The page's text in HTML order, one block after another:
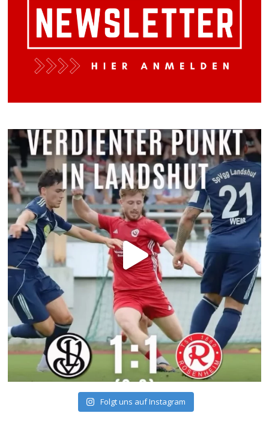
Folgt uns auf Instagram